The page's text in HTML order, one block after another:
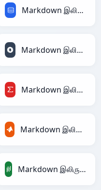
Markdown இலிருந்து SQL
Markdown இலிருந்து JSON
Markdown இலிருந்து LaTeX
Markdown இலிருந்து MATLAB
Markdown இலிருந்து PandasDataFrame